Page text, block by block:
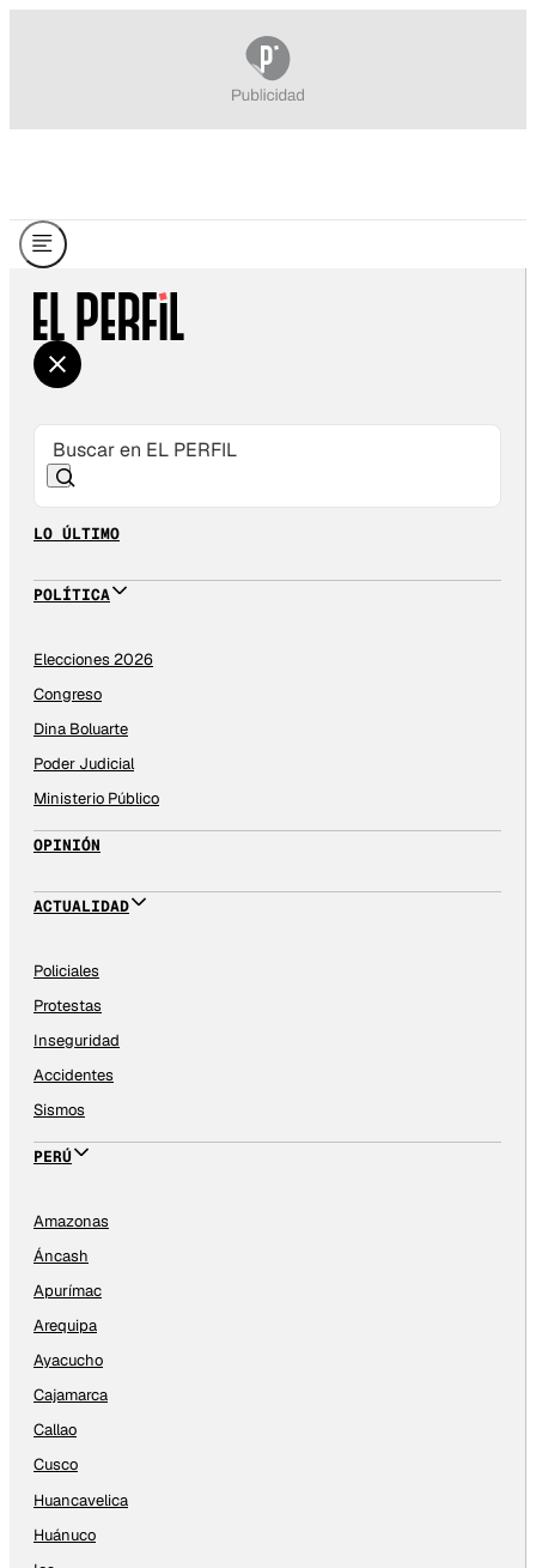
LO ÚLTIMO
POLÍTICA
Elecciones 2026
Congreso
Dina Boluarte
Poder Judicial
Ministerio Público
OPINIÓN
ACTUALIDAD
Policiales
Protestas
Inseguridad
Accidentes
Sismos
PERÚ
Amazonas
Áncash
Apurímac
Arequipa
Ayacucho
Cajamarca
Callao
Cusco
Huancavelica
Huánuco